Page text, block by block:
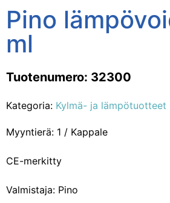
Pino
ml
Tuotenumero: 32300
Kategoria: Kylmä- ja lämpötuotteet
Myyntierä: 1 / Kappale
CE-merkitty
Valmistaja: Pino